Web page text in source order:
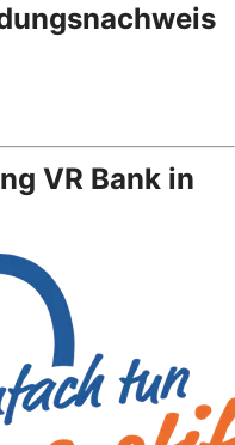
VR Bank in